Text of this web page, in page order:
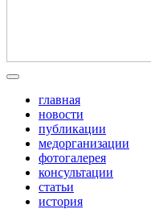
главная
новости
публикации
медорганизации
фотогалерея
консультации
статьи
история